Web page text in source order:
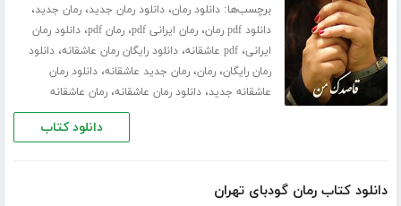
برچسب‌ها:دانلود رمان،دانلود رمان جدید،رمان جدید،
دانلود pdf رمان ،رمان ایرانی pdf ،رمان pdf ،دانلود رمان
ایرانی،pdf عاشقانه ،دانلود رایگان رمان عاشقانه،دانلود
رمان رایگان،رمان،رمان جدید عاشقانه،دانلود رمان
عاشقانه جدید،دانلود رمان عاشقانه،رمان عاشقانه
دانلود کتاب
دانلود کتاب رمان گودبای تهران